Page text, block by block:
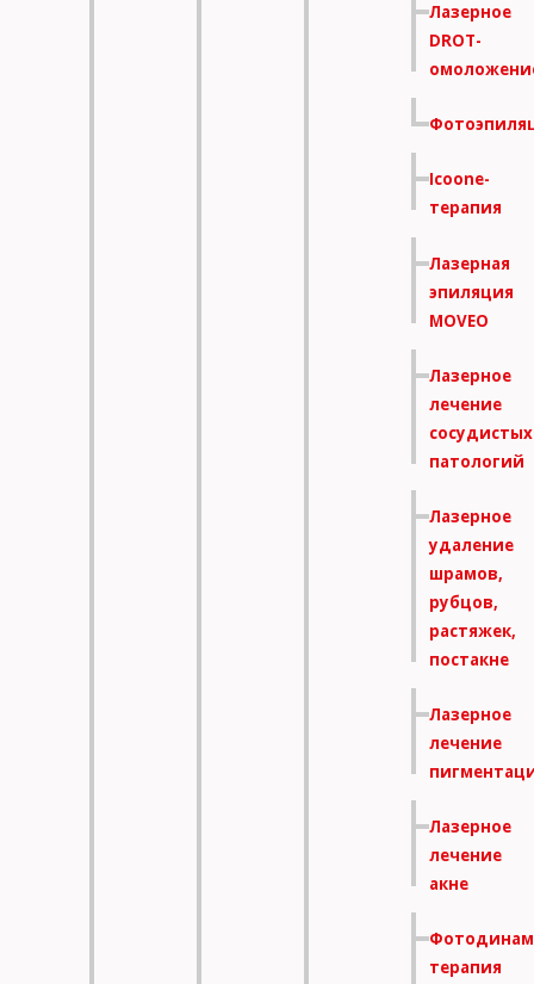
Лазерное
DROT-
Icoone-
терапия
Лазерная
эпиляция
MOVEO
Лазерное
лечение
сосудистых
патологий
Лазерное
удаление
шрамов,
рубцов,
растяжек,
постакне
Лазерное
лечение
Лазерное
лечение
акне
терапия